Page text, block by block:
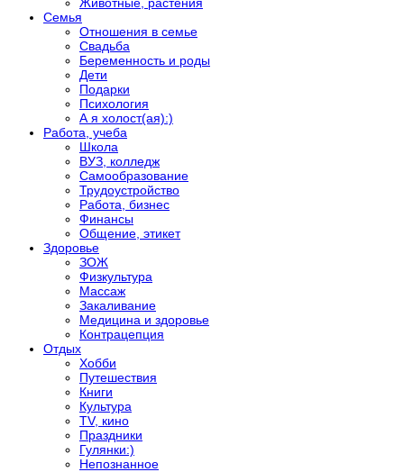
Семья
Отношения в семье
Свадьба
Беременность и роды
Дети
Подарки
Психология
А я холост(ая):)
Работа, учеба
Школа
ВУЗ, колледж
Самообразование
Трудоустройство
Работа, бизнес
Финансы
Общение, этикет
Здоровье
ЗОЖ
Физкультура
Массаж
Закаливание
Медицина и здоровье
Контрацепция
Отдых
Хобби
Путешествия
Книги
Культура
TV, кино
Праздники
Гулянки:)
Непознанное